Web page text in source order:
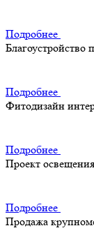
Подробнее
Благоустройство
Подробнее
Фитодизайн
Подробнее
Проект
Подробнее
Продажа